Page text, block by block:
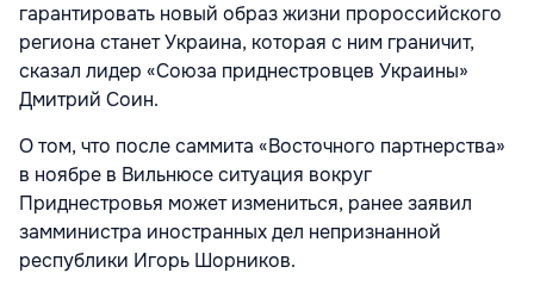
гарантировать новый образ жизни пророссийского
региона станет Украина, которая с ним граничит,
сказал лидер «Союза приднестровцев Украины»
Дмитрий Соин.
О том, что после саммита «Восточного партнерства»
в ноябре в Вильнюсе ситуация вокруг
Приднестровья может измениться, ранее заявил
замминистра иностранных дел непризнанной
республики Игорь Шорников.